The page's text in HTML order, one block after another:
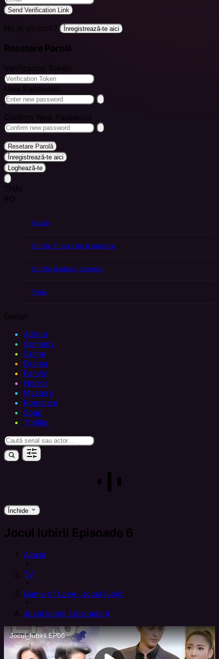
Send Verification Link
Nu ai un cont? Înregistrează-te aici
Resetare Parolă
Verification Token
New Password
Confirm New Password
Resetare Parolă
Înregistrează-te aici
Loghează-te
THAI
RO
Acasă
Seriale în curs de traducere
Seriale traduse complet
Filme
Genuri
Action
Comedy
Crime
Drama
Family
Horror
Mystery
Romance
Soap
Thriller
Închide keyboard_arrow_down
Jocul iubirii Episoade 6
Acasă
arrow_right
TV
arrow_right
Game of Love- Jocul iubirii
arrow_right
Jocul iubirii Episoade 6